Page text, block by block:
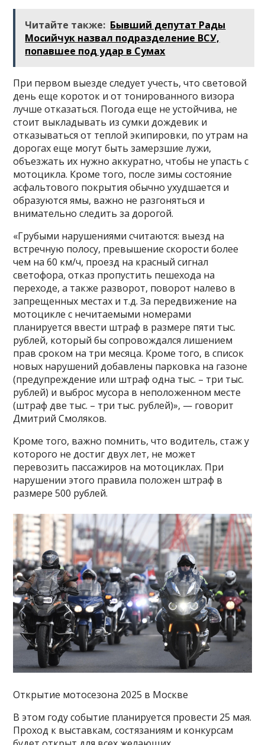
Читайте также: Бывший депутат Рады
Мосийчук назвал подразделение ВСУ,
попавшее под удар в Сумах
При первом выезде следует учесть, что световой
день еще короток и от тонированного визора
лучше отказаться. Погода еще не устойчива, не
стоит выкладывать из сумки дождевик и
отказываться от теплой экипировки, по утрам на
дорогах еще могут быть замерзшие лужи,
объезжать их нужно аккуратно, чтобы не упасть с
мотоцикла. Кроме того, после зимы состояние
асфальтового покрытия обычно ухудшается и
образуются ямы, важно не разгоняться и
внимательно следить за дорогой.
«Грубыми нарушениями считаются: выезд на
встречную полосу, превышение скорости более
чем на 60 км/ч, проезд на красный сигнал
светофора, отказ пропустить пешехода на
переходе, а также разворот, поворот налево в
запрещенных местах и т.д. За передвижение на
мотоцикле с нечитаемыми номерами
планируется ввести штраф в размере пяти тыс.
рублей, который бы сопровождался лишением
прав сроком на три месяца. Кроме того, в список
новых нарушений добавлены парковка на газоне
(предупреждение или штраф одна тыс. – три тыс.
рублей) и выброс мусора в неположенном месте
(штраф две тыс. – три тыс. рублей)», — говорит
Дмитрий Смоляков.
Кроме того, важно помнить, что водитель, стаж у
которого не достиг двух лет, не может
перевозить пассажиров на мотоциклах. При
нарушении этого правила положен штраф в
размере 500 рублей.
Открытие мотосезона 2025 в Москве
В этом году событие планируется провести 25 мая.
Проход к выставкам, состязаниям и конкурсам